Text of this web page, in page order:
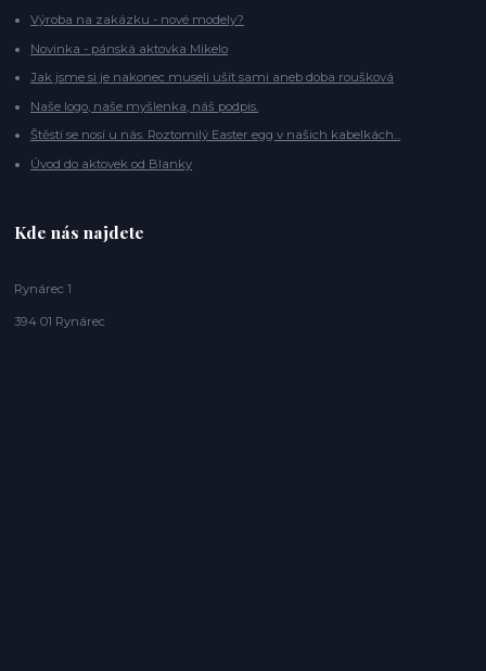
Výroba na zakázku - nové modely?
Novinka - pánská aktovka Mikelo
Jak jsme si je nakonec museli ušít sami aneb doba roušková
Naše logo, naše myšlenka, náš podpis.
Štěstí se nosí u nás. Roztomilý Easter egg v našich kabelkách...
Úvod do aktovek od Blanky
Kde nás najdete
Rynárec 1
394 01 Rynárec